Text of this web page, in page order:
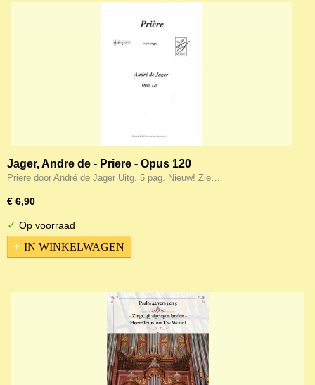
Jager, Andre de - Priere - Opus 120
Priere door André de Jager Uitg. 5 pag. Nieuw! Zie…
€ 6,90
✓ Op voorraad
IN WINKELWAGEN